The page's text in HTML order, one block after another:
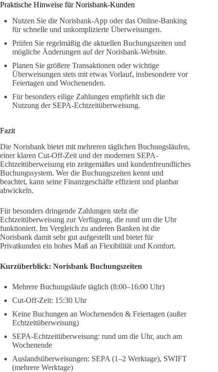
Praktische Hinweise für Norisbank-Kunden
Nutzen Sie die Norisbank-App oder das Online-Banking
für schnelle und unkomplizierte Überweisungen.
Prüfen Sie regelmäßig die aktuellen Buchungszeiten und
mögliche Änderungen auf der Norisbank-Website.
Planen Sie größere Transaktionen oder wichtige
Überweisungen stets mit etwas Vorlauf, insbesondere vor
Feiertagen und Wochenenden.
Für besonders eilige Zahlungen empfiehlt sich die
Nutzung der SEPA-Echtzeitüberweisung.
Fazit
Die Norisbank bietet mit mehreren täglichen Buchungsläufen,
einer klaren Cut-Off-Zeit und der modernen SEPA-
Echtzeitüberweisung ein zeitgemäßes und kundenfreundliches
Buchungssystem. Wer die Buchungszeiten kennt und
beachtet, kann seine Finanzgeschäfte effizient und planbar
abwickeln.
Für besonders dringende Zahlungen steht die
Echtzeitüberweisung zur Verfügung, die rund um die Uhr
funktioniert. Im Vergleich zu anderen Banken ist die
Norisbank damit sehr gut aufgestellt und bietet für
Privatkunden ein hohes Maß an Flexibilität und Komfort.
Kurzüberblick: Norisbank Buchungszeiten
Mehrere Buchungsläufe täglich (8:00–16:00 Uhr)
Cut-Off-Zeit: 15:30 Uhr
Keine Buchungen an Wochenenden & Feiertagen (außer
Echtzeitüberweisung)
SEPA-Echtzeitüberweisung: rund um die Uhr, auch am
Wochenende
Auslandsüberweisungen: SEPA (1–2 Werktage), SWIFT
(mehrere Werktage)